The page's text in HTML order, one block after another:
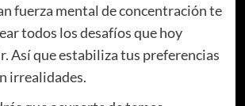
fuerza mental de concentración te
todos los desafíos que hoy
Así que estabiliza tus preferencias
irrealidades.